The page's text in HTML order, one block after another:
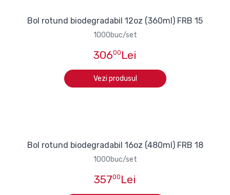
Bol rotund biodegradabil 12oz (360ml) FRB 15
1000buc/set
30600 Lei
Vezi produsul
Bol rotund biodegradabil 16oz (480ml) FRB 18
1000buc/set
35700 Lei